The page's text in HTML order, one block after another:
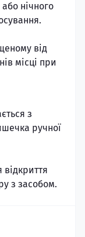
нічного
від
місці при
з
ручної
відкриття
з засобом.